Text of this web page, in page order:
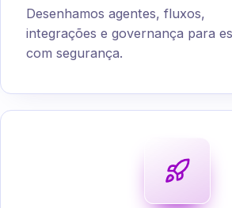
Desenhamos agentes, fluxos,
integrações e governança para
com segurança.